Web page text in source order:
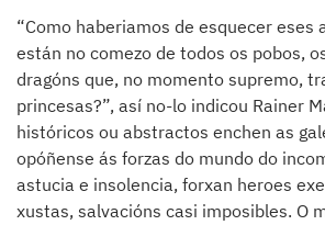
“Como haberiamos de esquecer eses
están no comezo de todos os pobos,
dragóns que, no momento supremo,
princesas?”, así no-lo indicou Rainer
históricos ou abstractos enchen as
opóñense ás forzas do mundo do
astucia e insolencia, forxan heroes
xustas, salvacións casi imposibles. O